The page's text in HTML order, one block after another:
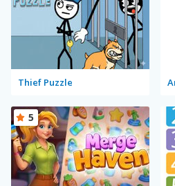
Thief Puzzle
5